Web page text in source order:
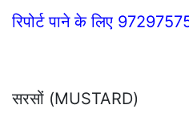
रिपोर्ट पाने के लिए
सरसों (MUSTARD)